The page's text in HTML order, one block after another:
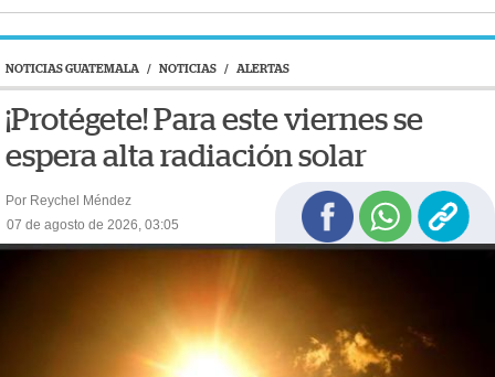
NOTICIAS GUATEMALA / NOTICIAS / ALERTAS
¡Protégete! Para este viernes se
espera alta radiación solar
Por Reychel Méndez
07 de agosto de 2026, 03:05